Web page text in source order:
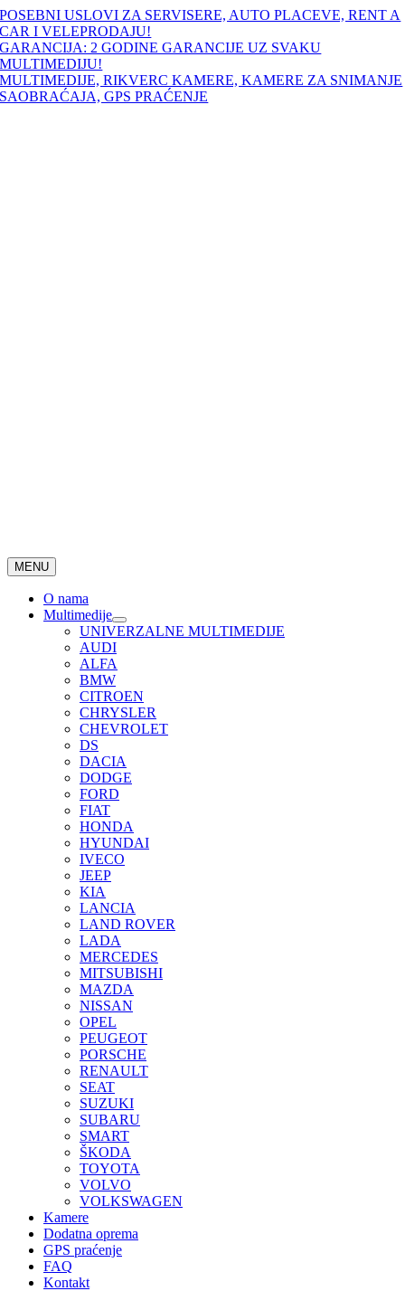
Skip
to
content
POSEBNI USLOVI ZA SERVISERE, AUTO PLACEVE, RENT A
CAR I VELEPRODAJU!
GARANCIJA: 2 GODINE GARANCIJE UZ SVAKU
MULTIMEDIJU!
MULTIMEDIJE, RIKVERC KAMERE, KAMERE ZA SNIMANJE
SAOBRAĆAJA, GPS PRAĆENJE
MENU
O nama
Multimedije
UNIVERZALNE MULTIMEDIJE
AUDI
ALFA
BMW
CITROEN
CHRYSLER
CHEVROLET
DS
DACIA
DODGE
FORD
FIAT
HONDA
HYUNDAI
IVECO
JEEP
KIA
LANCIA
LAND ROVER
LADA
MERCEDES
MITSUBISHI
MAZDA
NISSAN
OPEL
PEUGEOT
PORSCHE
RENAULT
SEAT
SUZUKI
SUBARU
SMART
ŠKODA
TOYOTA
VOLVO
VOLKSWAGEN
Kamere
Dodatna oprema
GPS praćenje
FAQ
Kontakt